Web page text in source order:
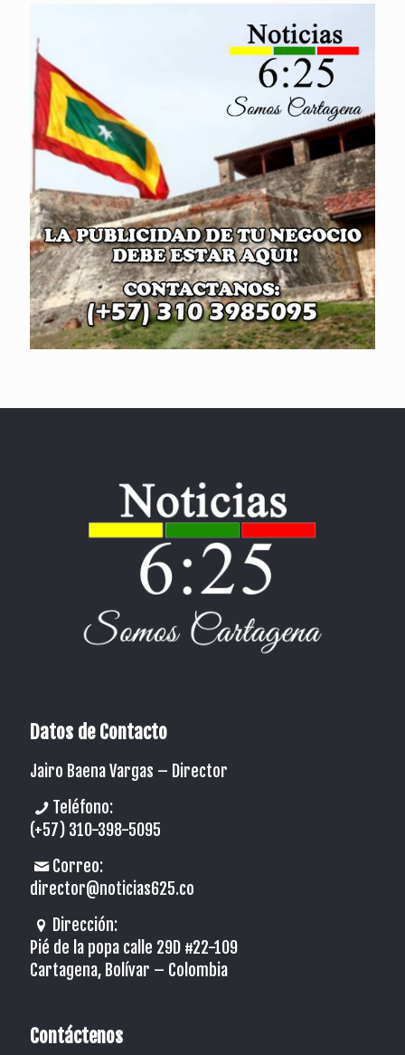
Datos de Contacto
Jairo Baena Vargas – Director
Teléfono:
(+57) 310-398-5095
Correo:
director@noticias625.co
Dirección:
Pié de la popa calle 29D #22-109
Cartagena, Bolívar – Colombia
Contáctenos